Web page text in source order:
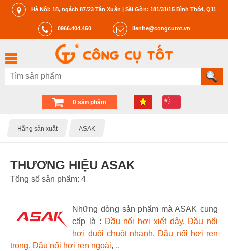
Hà Nội: 18, ngách 87/23 Tân Xuân | Sài Gòn: 181/31/15 Bình Thới, Q11
0966.404.460 lienhe@congcutot.vn
0 sản phẩm
Hãng sản xuất ASAK
THƯƠNG HIỆU ASAK
Tổng số sản phẩm: 4
Những dòng sản phẩm mà ASAK cung
cấp là : Đầu nối hơi xiết dây,Đầu nối
hơi đuôi chuột nhanh,Đầu nối hơi ren
trong, Đầu nối hơi ren ngoài, ..